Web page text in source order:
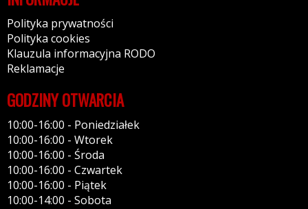
Polityka prywatności
Polityka cookies
Klauzula informacyjna RODO
Reklamacje
GODZINY OTWARCIA
10:00-16:00 - Poniedziałek
10:00-16:00 - Wtorek
10:00-16:00 - Środa
10:00-16:00 - Czwartek
10:00-16:00 - Piątek
10:00-14:00 - Sobota